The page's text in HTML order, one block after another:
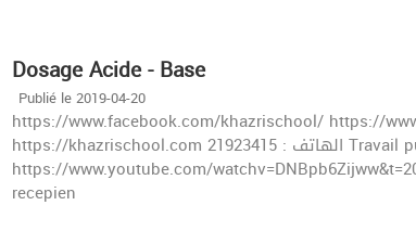
Dosage Acide - Base
Publié le 2019-04-20
https://www.facebook.com/khazrischool/ https://
https://khazrischool.com الهاتف : 21923415 Travail puissance et energie 2ème
https://www.youtube.com/
recepien